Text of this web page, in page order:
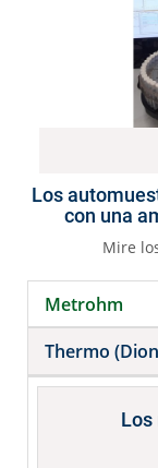
Los
con una
Mire
Metrohm
Thermo
Los